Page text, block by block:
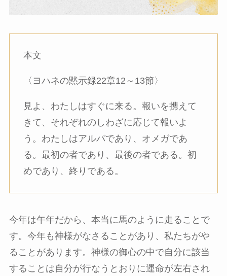
本文
〈ヨハネの黙示録22章12～13節〉
見よ、わたしはすぐに来る。報いを携えて
きて、それぞれのしわざに応じて報いよ
う。わたしはアルパであり、オメガであ
る。最初の者であり、最後の者である。初
めであり、終りである。
今年は午年だから、本当に馬のように走ることで
す。今年も神様がなさることがあり、私たちがや
ることがあります。神様の御心の中で自分に該当
することは自分が行なうとおりに運命が左右され